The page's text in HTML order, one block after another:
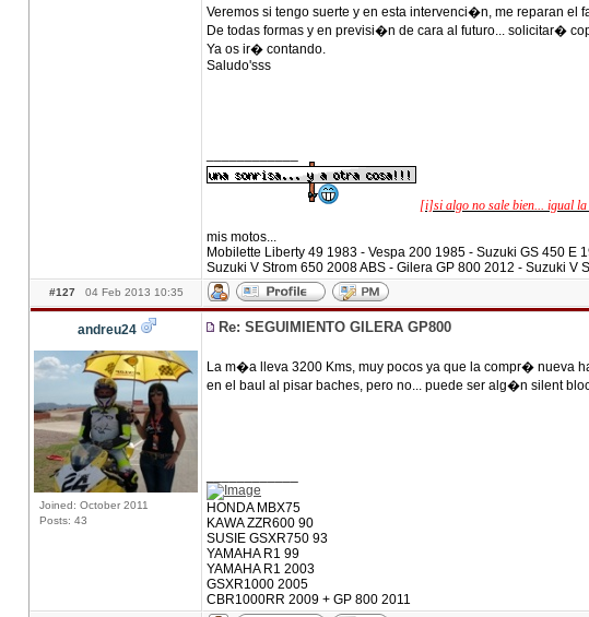
Veremos si tengo suerte y en esta intervenci�n, me reparan el
De todas formas y en previsi�n de cara al futuro... solicitar�
Ya os ir� contando.
Saludo'sss
[i]si algo no sale bien... igual
mis motos...
Mobilette Liberty 49 1983 - Vespa 200 1985 - Suzuki GS 450
Suzuki V Strom 650 2008 ABS - Gilera GP 800 2012 - Suzuki V
#127 04 Feb 2013 10:35
andreu24
Joined: October 2011
Posts: 43
Re: SEGUIMIENTO GILERA GP800
La m�a lleva 3200 Kms, muy pocos ya que la compr� nueva
en el baul al pisar baches, pero no... puede ser alg�n silent
HONDA MBX75
KAWA ZZR600 90
SUSIE GSXR750 93
YAMAHA R1 99
YAMAHA R1 2003
GSXR1000 2005
CBR1000RR 2009 + GP 800 2011